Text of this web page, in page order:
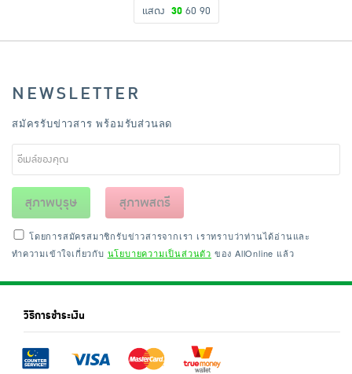
แสดง 30 60 90
NEWSLETTER
สมัครรับข่าวสาร พร้อมรับส่วนลด
สุภาพบุรุษ สุภาพสตรี
โดยการสมัครสมาชิกรับข่าวสารจากเรา เราทราบว่าท่านได้อ่านและ
ทำความเข้าใจเกี่ยวกับ นโยบายความเป็นส่วนตัว ของ AllOnline แล้ว
วิธีการชำระเงิน